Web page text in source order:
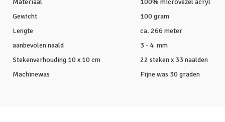
Materiaal
100% microvezel acryl
Gewicht
100 gram
Lengte
ca. 266 meter
aanbevolen naald
3 - 4 mm
Stekenverhouding 10 x 10 cm
22 steken x 33 naalden
Machinewas
Fijne was 30 graden